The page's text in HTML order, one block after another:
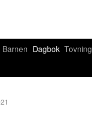
Barnen Dagbok Tovning